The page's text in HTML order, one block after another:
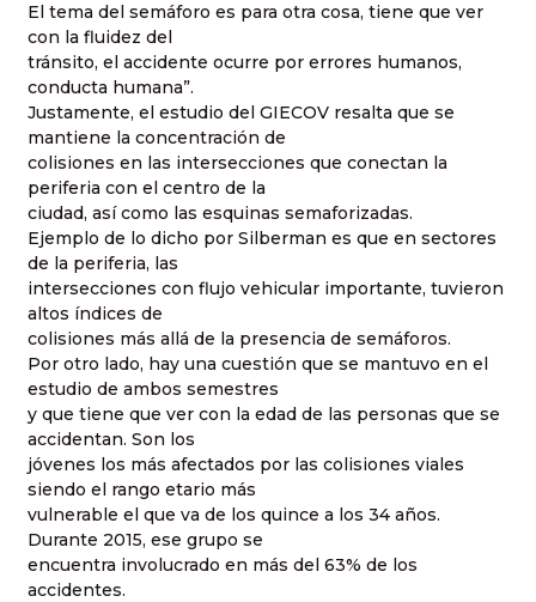
El tema del semáforo es para otra cosa, tiene que ver
con la fluidez del
tránsito, el accidente ocurre por errores humanos,
conducta humana”.
Justamente, el estudio del GIECOV resalta que se
mantiene la concentración de
colisiones en las intersecciones que conectan la
periferia con el centro de la
ciudad, así como las esquinas semaforizadas.
Ejemplo de lo dicho por Silberman es que en sectores
de la periferia, las
intersecciones con flujo vehicular importante, tuvieron
altos índices de
colisiones más allá de la presencia de semáforos.
Por otro lado, hay una cuestión que se mantuvo en el
estudio de ambos semestres
y que tiene que ver con la edad de las personas que se
accidentan. Son los
jóvenes los más afectados por las colisiones viales
siendo el rango etario más
vulnerable el que va de los quince a los 34 años.
Durante 2015, ese grupo se
encuentra involucrado en más del 63% de los
accidentes.